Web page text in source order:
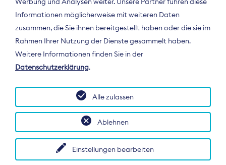
Der Bundesverband Digitalpublisher und
Zeitungsverleger (BDZV) vertritt als
Spitzenorganisation die Interessen der
Deutschland und auf EU-Ebene.
© 2026 BDZV. All rights reserved.
Informationen möglicherweise mit weiteren Daten
zusammen, die Sie ihnen bereitgestellt haben oder die sie im
Rahmen Ihrer Nutzung der Dienste gesammelt haben.
Weitere Informationen finden Sie in der
Datenschutzerklärung.
Einstellungen bearbeiten
Ablehnen
Alle zulassen